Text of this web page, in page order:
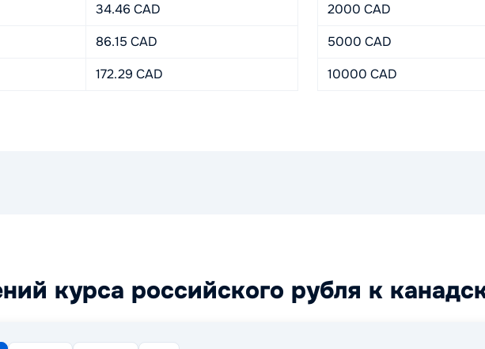
34.46 CAD
86.15 CAD
172.29 CAD
2000 CAD
5000 CAD
10000 CAD
курса российского рубля к